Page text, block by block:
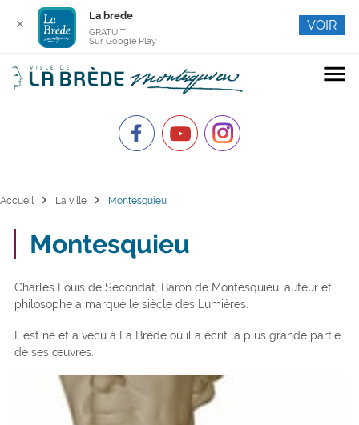
menu
Accueil chevron_right La ville chevron_right Montesquieu
Montesquieu
Charles Louis de Secondat, Baron de Montesquieu, auteur et
philosophe a marqué le siècle des Lumières.
Il est né et a vécu à La Brède où il a écrit la plus grande partie
de ses œuvres.
✕
La brede
GRATUIT
Sur Google Play
VOIR